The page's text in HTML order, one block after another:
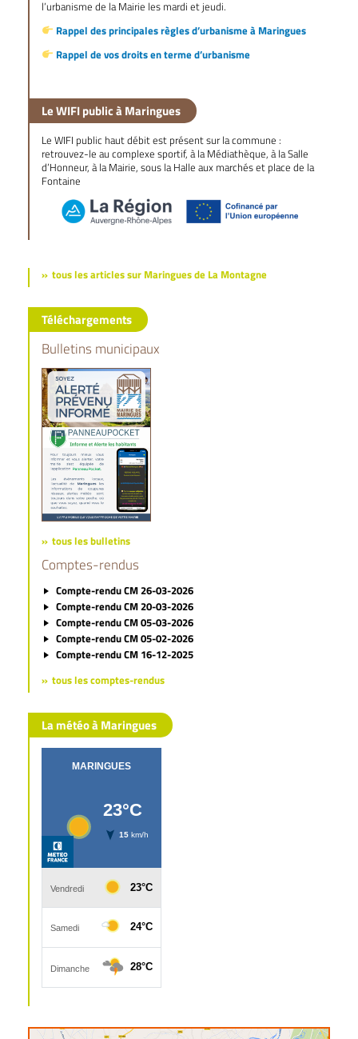
l’urbanisme de la Mairie les mardi et jeudi.
Rappel des principales règles d’urbanisme à Maringues
Rappel de vos droits en terme d’urbanisme
Le WIFI public à Maringues
Le WIFI public haut débit est présent sur la commune :
retrouvez-le au complexe sportif, à la Médiathèque, à la Salle
d’Honneur, à la Mairie, sous la Halle aux marchés et place de la
Fontaine
tous les articles sur Maringues de La Montagne
Téléchargements
Bulletins municipaux
tous les bulletins
Comptes-rendus
Compte-rendu CM 26-03-2026
Compte-rendu CM 20-03-2026
Compte-rendu CM 05-03-2026
Compte-rendu CM 05-02-2026
Compte-rendu CM 16-12-2025
tous les comptes-rendus
La météo à Maringues